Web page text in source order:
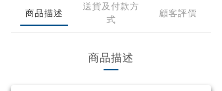
商品描述
送貨及付款方
式
顧客評價
商品描述